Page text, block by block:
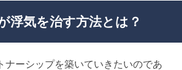
浮気を治す方法とは？
ナーシップを築いていきたいのであ